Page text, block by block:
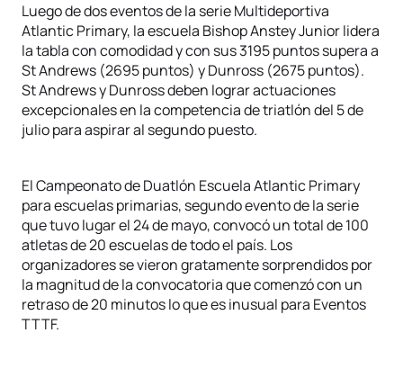
Luego de dos eventos de la serie Multideportiva
Atlantic Primary, la escuela Bishop Anstey Junior lidera
la tabla con comodidad y con sus 3195 puntos supera a
St Andrews (2695 puntos) y Dunross (2675 puntos).
St Andrews y Dunross deben lograr actuaciones
excepcionales en la competencia de triatlón del 5 de
julio para aspirar al segundo puesto.
El Campeonato de Duatlón Escuela Atlantic Primary
para escuelas primarias, segundo evento de la serie
que tuvo lugar el 24 de mayo, convocó un total de 100
atletas de 20 escuelas de todo el país. Los
organizadores se vieron gratamente sorprendidos por
la magnitud de la convocatoria que comenzó con un
retraso de 20 minutos lo que es inusual para Eventos
TTTF.